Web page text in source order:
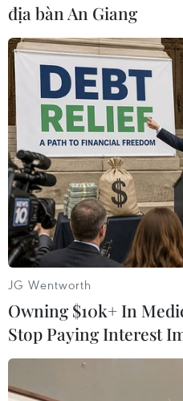
#Quang Hải
#Đội tuyển Việt Nam
#FoxSports
địa bàn An Giang
JG Wentworth
Owning $10k+ In
Stop Paying Interest